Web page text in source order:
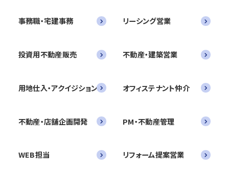
事務職・宅建事務 リーシング営業
投資用不動産販売 不動産・建築営業
用地仕入・アクイジション オフィステナント仲介
不動産・店舗企画開発 PM・不動産管理
WEB担当 リフォーム提案営業